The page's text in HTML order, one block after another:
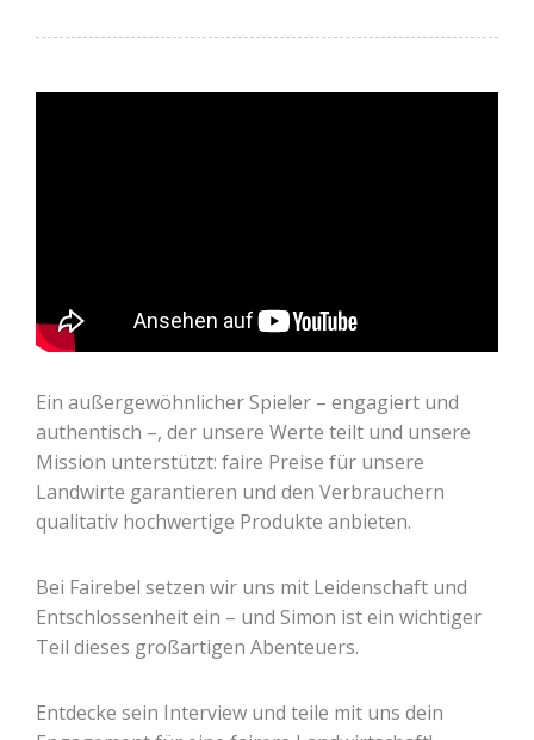
Ein außergewöhnlicher Spieler – engagiert und
authentisch –, der unsere Werte teilt und unsere
Mission unterstützt: faire Preise für unsere
Landwirte garantieren und den Verbrauchern
qualitativ hochwertige Produkte anbieten.
Bei Fairebel setzen wir uns mit Leidenschaft und
Entschlossenheit ein – und Simon ist ein wichtiger
Teil dieses großartigen Abenteuers.
Entdecke sein Interview und teile mit uns dein